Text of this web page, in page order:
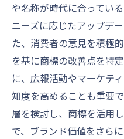
や名称が時代に合ってい
ニーズに応じたアップデ
た、消費者の意見を積極
を基に商標の改善点を特
に、広報活動やマーケテ
知度を高めることも重要
層を検討し、商標を活用
で、ブランド価値をさら